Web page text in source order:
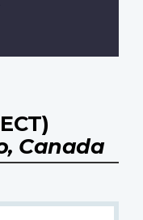
Canada